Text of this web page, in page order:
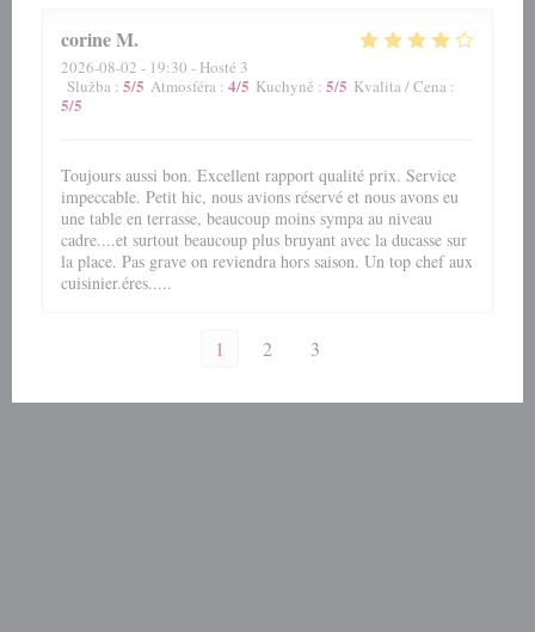
corineM
2026-08-02 - 19:30 - Hosté 3
Služba : 5/5 Atmosféra : 4/5 Kuchyně : 5/5 Kvalita / Cena :
5/5
Toujours aussi bon. Excellent rapport qualité prix. Service
impeccable. Petit hic, nous avions réservé et nous avons eu
une table en terrasse, beaucoup moins sympa au niveau
cadre....et surtout beaucoup plus bruyant avec la ducasse sur
la place. Pas grave on reviendra hors saison. Un top chef aux
cuisinier.éres.....
1 2 3